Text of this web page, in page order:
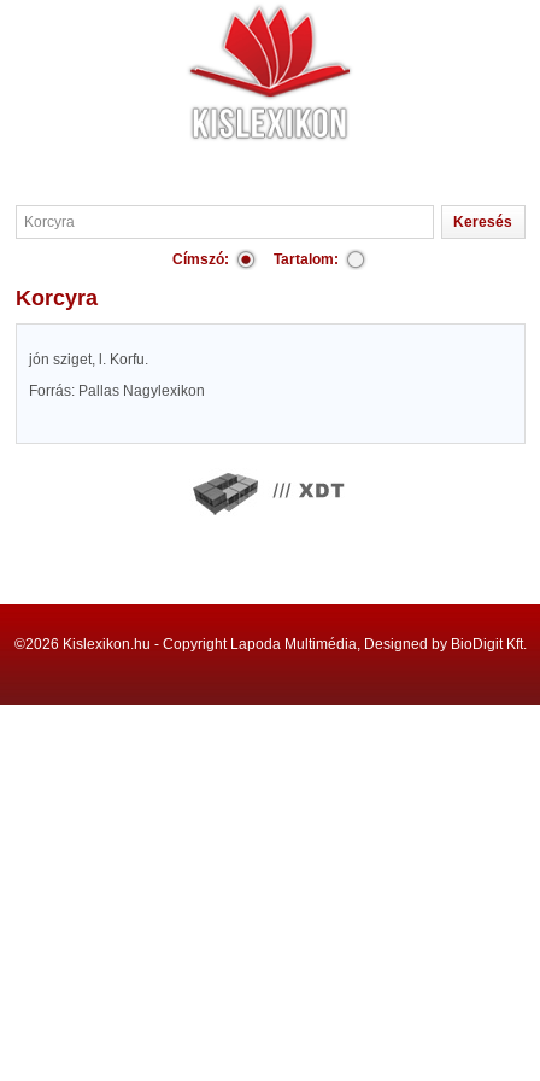
Címszó: Tartalom:
Korcyra
jón sziget, l. Korfu.
Forrás: Pallas Nagylexikon
©2026 Kislexikon.hu - Copyright Lapoda Multimédia, Designed by BioDigit Kft.